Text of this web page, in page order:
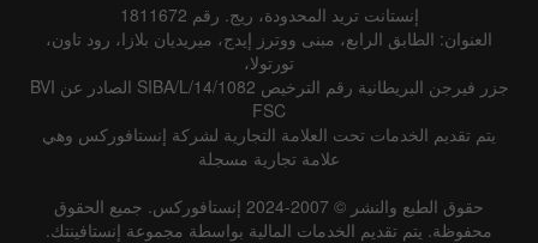
إنستانت تريد المحدودة، ريج. رقم 1811672
العنوان: الطابق الرابع، مبنى ووترز إيدج، ميريديان بلازا، رود تاون،
تورتولا،
جزر فيرجن البريطانية رقم الترخيص SIBA/L/14/1082 الصادر عن BVI
FSC
يتم تقديم الخدمات تحت العلامة التجارية لشركة إنستافوركس وهي
علامة تجارية مسجلة
حقوق الطبع والنشر © 2007-2024 إنستافوركس. جميع الحقوق
محفوظة. يتم تقديم الخدمات المالية بواسطة مجموعة إنستافينتك.